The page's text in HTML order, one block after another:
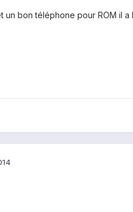
un bon téléphone pour ROM il